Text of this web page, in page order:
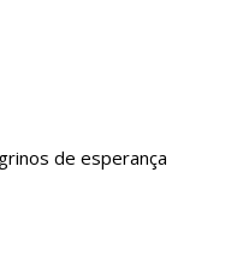
de esperança